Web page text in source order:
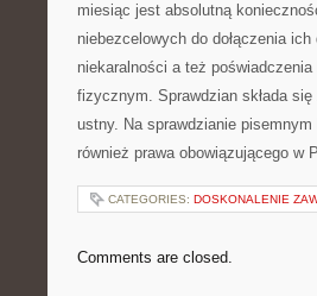
miesiąc jest absolutną
niebezcelowych do dołączenia
niekaralności a też
fizycznym. Sprawdzian składa
ustny. Na sprawdzianie
również prawa obowiązującego
CATEGORIES: DOSKONALENIE
Comments are closed.